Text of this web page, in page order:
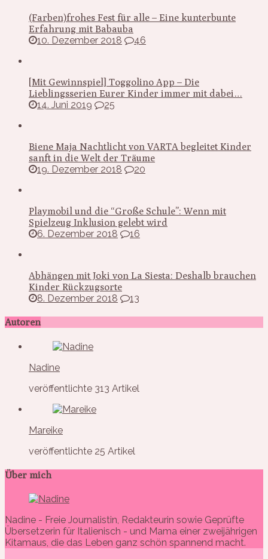
(Farben)frohes Fest für alle – Eine kunterbunte
Erfahrung mit Babauba
10. Dezember 2018
46
[Mit Gewinnspiel] Toggolino App – Die
Lieblingsserien Eurer Kinder immer mit dabei…
14. Juni 2019
25
Biene Maja Nachtlicht von VARTA begleitet Kinder
sanft in die Welt der Träume
19. Dezember 2018
20
Playmobil und die “Große Schule”: Wenn mit
Spielzeug Inklusion gelebt wird
6. Dezember 2018
16
Abhängen mit Joki von La Siesta: Deshalb brauchen
Kinder Rückzugsorte
8. Dezember 2018
13
Autoren
Nadine
veröffentlichte 313 Artikel
Mareike
veröffentlichte 25 Artikel
Über mich
Nadine - Freie Journalistin, Redakteurin sowie Geprüfte
Übersetzerin für Italienisch - und Mama einer zweijährigen
Kitamaus, die das Leben ganz schön spannend macht.